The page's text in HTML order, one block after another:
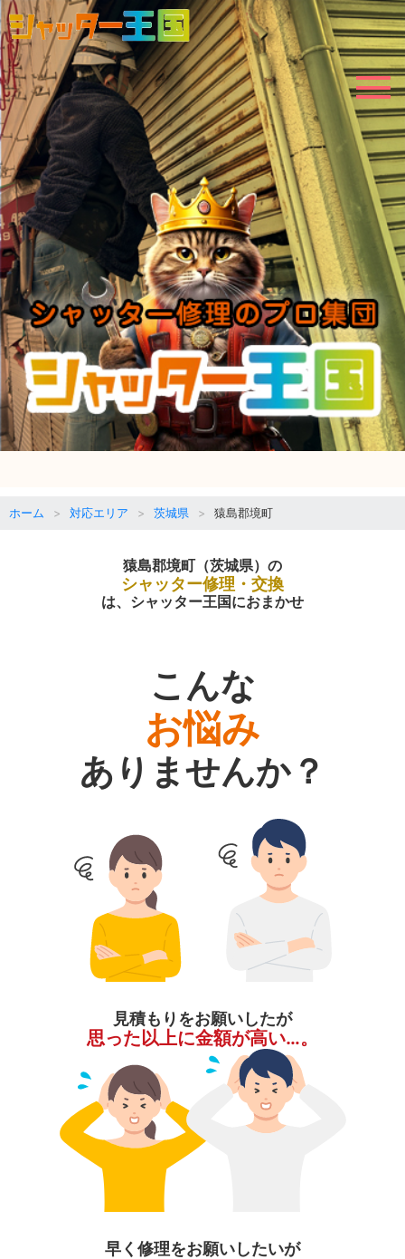
ホーム 対応エリア 茨城県 猿島郡境町
猿島郡境町（茨城県）の
シャッター修理・交換
は、シャッター王国におまかせ
こんな
お悩み
ありませんか？
見積もりをお願いしたが
思った以上に金額が高い…。
早く修理をお願いしたいが